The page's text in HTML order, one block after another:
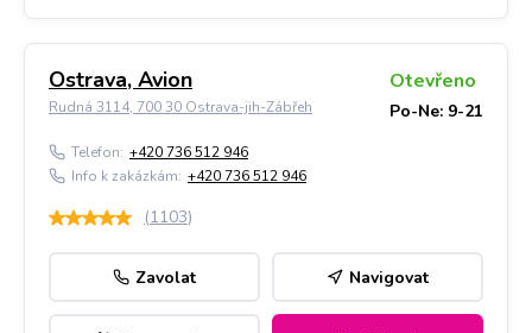
Ostrava, Avion
Rudná 3114, 700 30 Ostrava-jih-Zábřeh
Otevřeno
Po-Ne: 9-21
Telefon: +420 736 512 946
Info k zakázkám: +420 736 512 946
(1103)
Zavolat Navigovat